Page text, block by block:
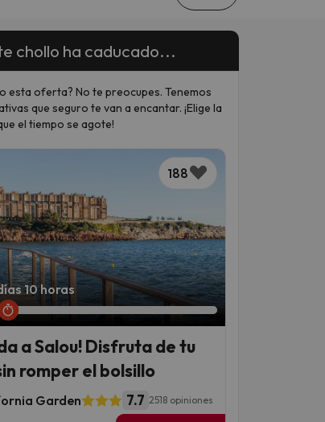
chollo ha caducado...
esta oferta? No te preocupes. Tenemos
que seguro te van a encantar. ¡Elige la
el tiempo se agote!
188
10 horas
a Salou! Disfruta de tu
romper el bolsillo
Garden 7.7 2518 opiniones